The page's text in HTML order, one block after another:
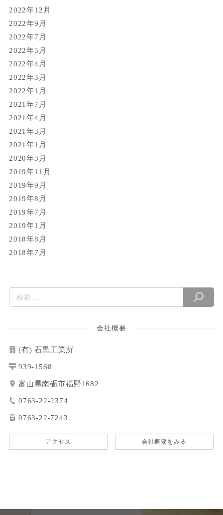
2022年12月
2022年9月
2022年7月
2022年5月
2022年4月
2022年3月
2022年1月
2021年7月
2021年4月
2021年3月
2021年1月
2020年3月
2019年11月
2019年9月
2019年8月
2019年7月
2019年1月
2018年8月
2018年7月
会社概要
(有) 石黒工業所
939-1568
富山県南砺市福野1682
0763-22-2374
0763-22-7243
アクセス 会社概要をみる